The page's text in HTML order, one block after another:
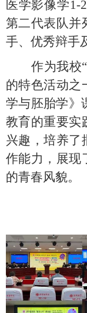
医学影像学1-
第二代表队并
手、优秀辩手
作为我校
的特色活动之
学与胚胎学》
教育的重要实
兴趣，培养了
作能力，展现
的青春风貌。